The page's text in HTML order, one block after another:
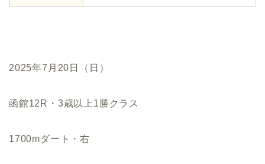
2025年7月20日（日）
函館12R・3歳以上1勝クラス
1700mダート・右